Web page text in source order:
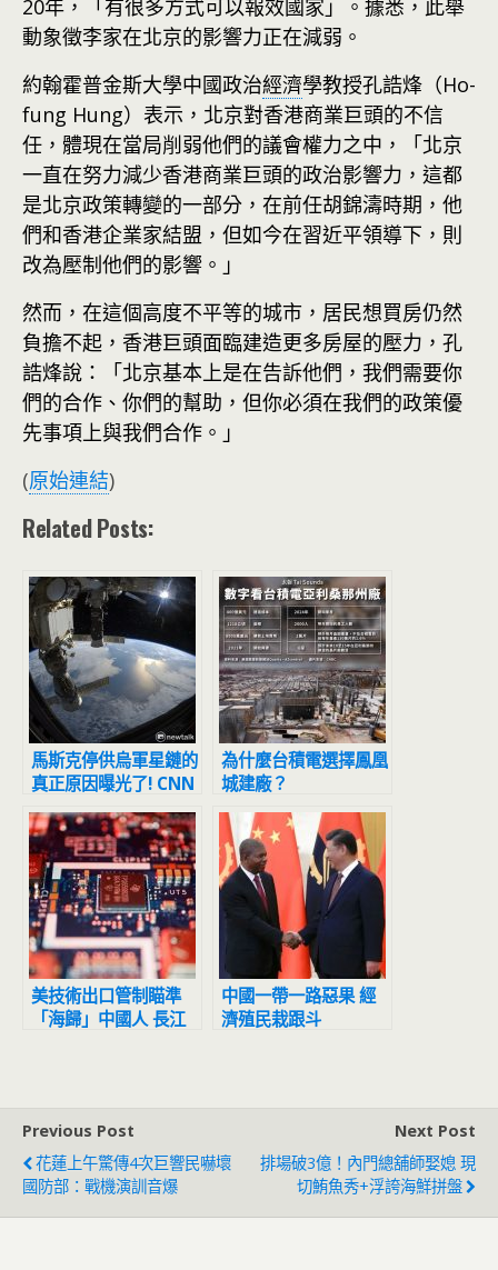
20年，「有很多方式可以報效國家」。據悉，此舉
動象徵李家在北京的影響力正在減弱。
約翰霍普金斯大學中國政治經濟學教授孔誥烽（Ho-
fung Hung）表示，北京對香港商業巨頭的不信
任，體現在當局削弱他們的議會權力之中，「北京
一直在努力減少香港商業巨頭的政治影響力，這都
是北京政策轉變的一部分，在前任胡錦濤時期，他
們和香港企業家結盟，但如今在習近平領導下，則
改為壓制他們的影響。」
然而，在這個高度不平等的城市，居民想買房仍然
負擔不起，香港巨頭面臨建造更多房屋的壓力，孔
誥烽說：「北京基本上是在告訴他們，我們需要你
們的合作、你們的幫助，但你必須在我們的政策優
先事項上與我們合作。」
(原始連結)
Related Posts:
馬斯克停供烏軍星鏈的
真正原因曝光了! CNN
: SpaceX 9月曾要求
美軍買單未果
為什麼台積電選擇鳳凰
城建廠？
美技術出口管制瞄準
「海歸」中國人 長江
中國一帶一路惡果 經
濟殖民栽跟斗
Previous Post
花蓮上午驚傳4次巨響民嚇壞
國防部：戰機演訓音爆
Next Post
排場破3億！內門總舖師娶媳 現
切鮪魚秀+浮誇海鮮拼盤